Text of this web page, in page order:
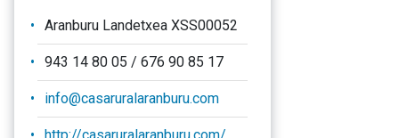
Aranburu Landetxea XSS00052
943 14 80 05 / 676 90 85 17
info@casaruralaranburu.com
http://casaruralaranburu.com/